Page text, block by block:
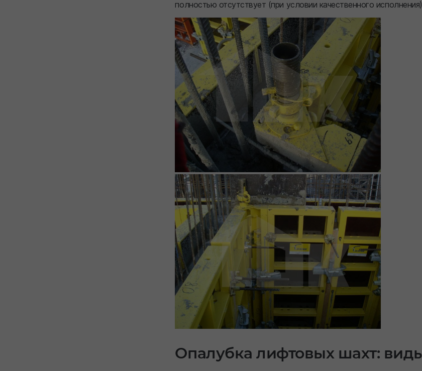
полностью отсутствует (при условии качественного
Опалубка лифтовых шахт: